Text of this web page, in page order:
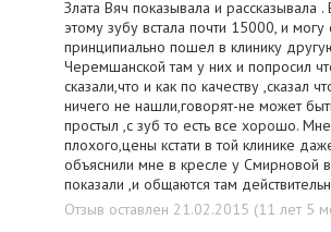
Злата Вяч показывала и рассказывала
этому зубу встала почти 15000, и могу
принципиально пошел в клинику
Черемшанской там у них и попросил
сказали,что и как по качеству ,сказал
ничего не нашли,говорят-не может
простыл ,с зуб то есть все хорошо. Мне
плохого,цены кстати в той клинике
объяснили мне в кресле у Смирновой
показали ,и общаются там
Отзыв оставлен 21.02.2015 (11 лет 5